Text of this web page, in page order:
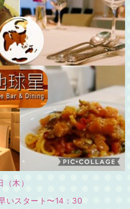
木）
いスタート〜14：30